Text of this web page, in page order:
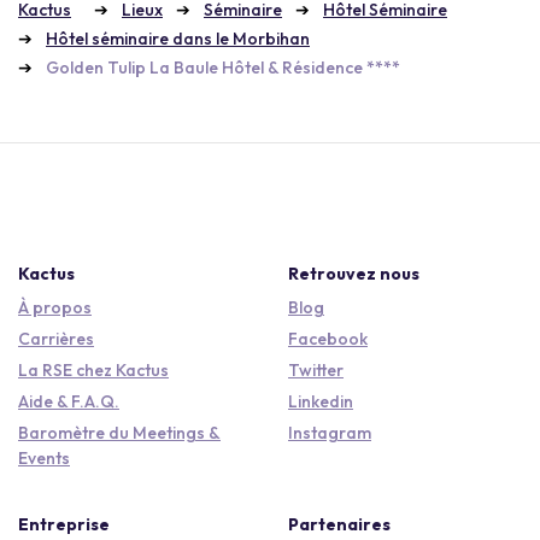
Kactus Lieux Séminaire
Hôtel Séminaire
Hôtel séminaire dans le Morbihan
Golden Tulip La Baule Hôtel & Résidence ****
Kactus
À propos
Carrières
La RSE chez Kactus
Aide & F.A.Q.
Baromètre du Meetings &
Events
Retrouvez nous
Blog
Facebook
Twitter
Linkedin
Instagram
Entreprise Partenaires